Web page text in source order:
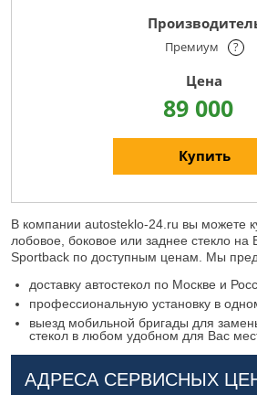
Премиум ?
89 000
Купить
В компании autosteklo-24.ru вы можете
лобовое, боковое или заднее стекло
Sportback по доступным ценам. Мы
доставку автостекол по Москве и
профессиональную установку в
выезд мобильной бригады для
стекол в любом удобном для Вас
АДРЕСА СЕРВИСНЫХ